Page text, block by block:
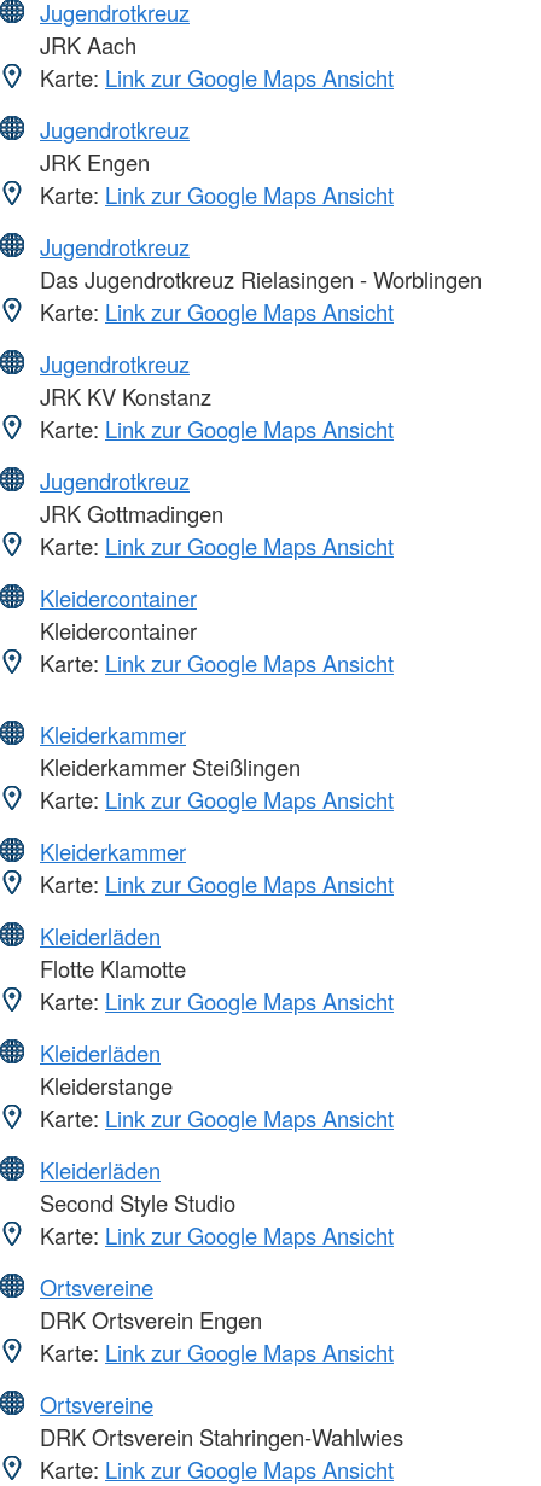
Jugendrotkreuz
JRK Aach
Karte: Link zur Google Maps Ansicht
Jugendrotkreuz
JRK Engen
Karte: Link zur Google Maps Ansicht
Jugendrotkreuz
Das Jugendrotkreuz Rielasingen - Worblingen
Karte: Link zur Google Maps Ansicht
Jugendrotkreuz
JRK KV Konstanz
Karte: Link zur Google Maps Ansicht
Jugendrotkreuz
JRK Gottmadingen
Karte: Link zur Google Maps Ansicht
Kleidercontainer
Kleidercontainer
Karte: Link zur Google Maps Ansicht
Kleiderkammer
Kleiderkammer Steißlingen
Karte: Link zur Google Maps Ansicht
Kleiderkammer
Karte: Link zur Google Maps Ansicht
Kleiderläden
Flotte Klamotte
Karte: Link zur Google Maps Ansicht
Kleiderläden
Kleiderstange
Karte: Link zur Google Maps Ansicht
Kleiderläden
Second Style Studio
Karte: Link zur Google Maps Ansicht
Ortsvereine
DRK Ortsverein Engen
Karte: Link zur Google Maps Ansicht
Ortsvereine
DRK Ortsverein Stahringen-Wahlwies
Karte: Link zur Google Maps Ansicht